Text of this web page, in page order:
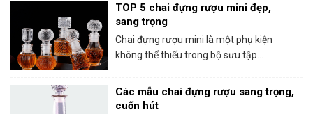
TOP 5 chai đựng rượu mini đẹp,
sang trọng
Chai đựng rượu mini là một phụ kiện
không thể thiếu trong bộ sưu tập...
Các mẫu chai đựng rượu sang trọng,
cuốn hút